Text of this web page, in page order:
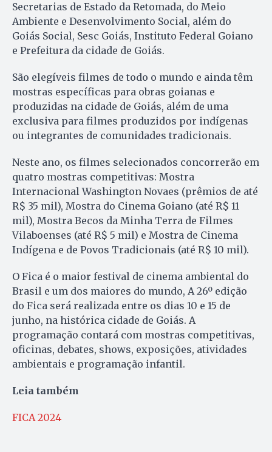
Secretarias de Estado da Retomada, do Meio
Ambiente e Desenvolvimento Social, além do
Goiás Social, Sesc Goiás, Instituto Federal Goiano
e Prefeitura da cidade de Goiás.
São elegíveis filmes de todo o mundo e ainda têm
mostras específicas para obras goianas e
produzidas na cidade de Goiás, além de uma
exclusiva para filmes produzidos por indígenas
ou integrantes de comunidades tradicionais.
Neste ano, os filmes selecionados concorrerão em
quatro mostras competitivas: Mostra
Internacional Washington Novaes (prêmios de até
R$ 35 mil), Mostra do Cinema Goiano (até R$ 11
mil), Mostra Becos da Minha Terra de Filmes
Vilaboenses (até R$ 5 mil) e Mostra de Cinema
Indígena e de Povos Tradicionais (até R$ 10 mil).
O Fica é o maior festival de cinema ambiental do
Brasil e um dos maiores do mundo, A 26º edição
do Fica será realizada entre os dias 10 e 15 de
junho, na histórica cidade de Goiás. A
programação contará com mostras competitivas,
oficinas, debates, shows, exposições, atividades
ambientais e programação infantil.
Leia também
FICA 2024